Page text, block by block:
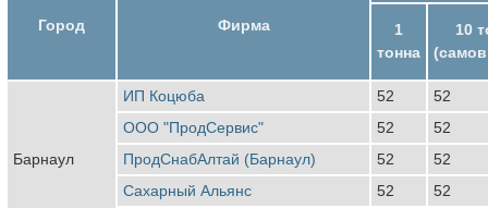
Город Фирма
1
тонна
10
Барнаул
ИП Коцюба 52
52
ООО "ПродСервис"
52
52
ПродСнабАлтай (Барнаул)
52
52
Сахарный Альянс
52
52